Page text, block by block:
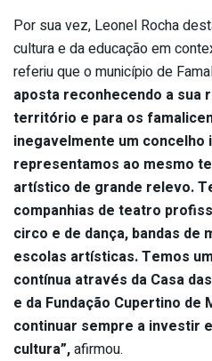
Por sua vez, Leonel Rocha
cultura e da educação em
referiu que o município de
aposta reconhecendo a sua
território e para os
inegavelmente um concelho
representamos ao mesmo
artístico de grande relevo.
companhias de teatro
circo e de dança, bandas de
escolas artísticas. Temos
contínua através da Casa
e da Fundação Cupertino de
continuar sempre a investir
cultura”,afirmou.